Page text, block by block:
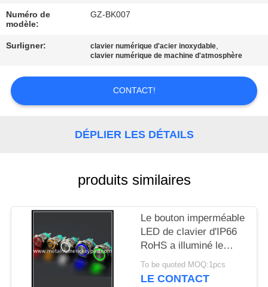
CONTACTEZ-
NOUS
UNE
CITATION
POLICY
Numéro de
modèle:
GZ-BK007
Surligner: clavier numérique d'acier inoxydable,
clavier numérique de machine d'atmosphère
CONTACT!
DÉPLIER LES DÉTAILS
produits similaires
Le bouton imperméable
LED de clavier d'IP66
RoHS a illuminé le
bouton en métal
To be quoted MOQ:1pcs
LE CONTACT